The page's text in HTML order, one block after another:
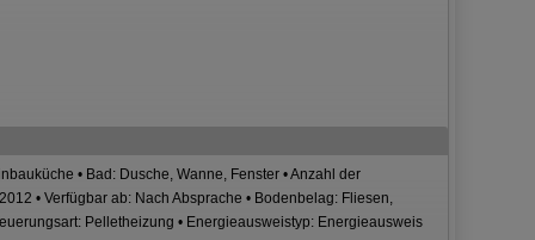
• Bad: Dusche, Wanne, Fenster • Anzahl der
• Verfügbar ab: Nach Absprache • Bodenbelag: Fliesen,
Pelletheizung • Energieausweistyp: Energieausweis